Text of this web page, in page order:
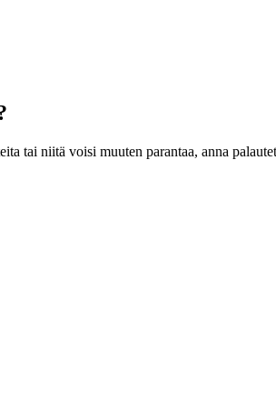
tai niitä voisi muuten parantaa, anna